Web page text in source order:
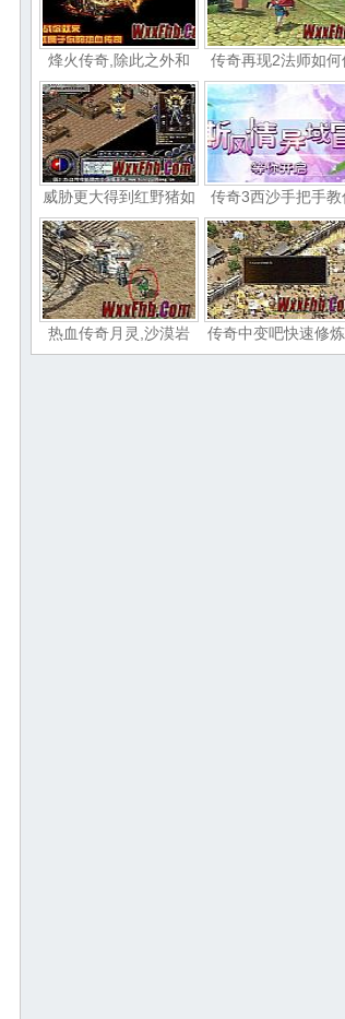
烽火传奇,除此之外和 传奇再现2法师如何
威胁更大得到红野猪如 传奇3西沙手把手教
热血传奇月灵,沙漠岩 传奇中变吧快速修